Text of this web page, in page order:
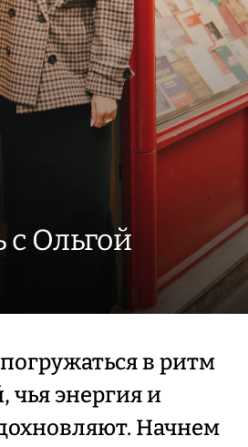
Ольгой
в ритм
энергия и
Начнем